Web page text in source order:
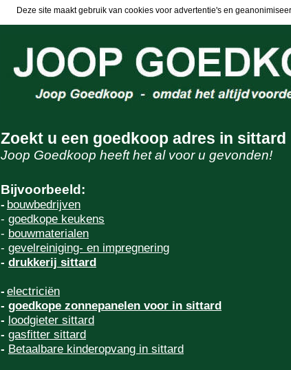
Deze site maakt gebruik van cookies voor advertentie's en
Zoekt u een goedkoop adres in
Joop Goedkoop heeft het al voor u gevonden!
Bijvoorbeeld:
- bouwbedrijven
- goedkope keukens
- bouwmaterialen
- gevelreiniging- en impregnering
- drukkerij sittard
- electriciën
- goedkope zonnepanelen voor in sittard
- loodgieter sittard
- gasfitter sittard
- Betaalbare kinderopvang in sittard